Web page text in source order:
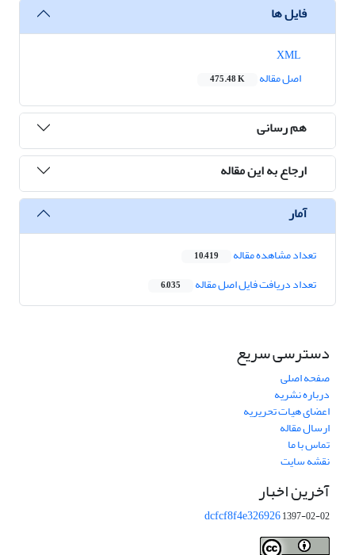
فایل ها
اصل مقاله
475.48 K
هم رسانی
ارجاع به این مقاله
آمار
تعداد مشاهده مقاله 10,419
تعداد دریافت فایل اصل مقاله 6,035
دسترسی سریع
صفحه اصلی
درباره نشریه
اعضای هیات تحریریه
ارسال مقاله
تماس با ما
نقشه سایت
آخرین اخبار
dcfcf8f4e3269261397-02-02